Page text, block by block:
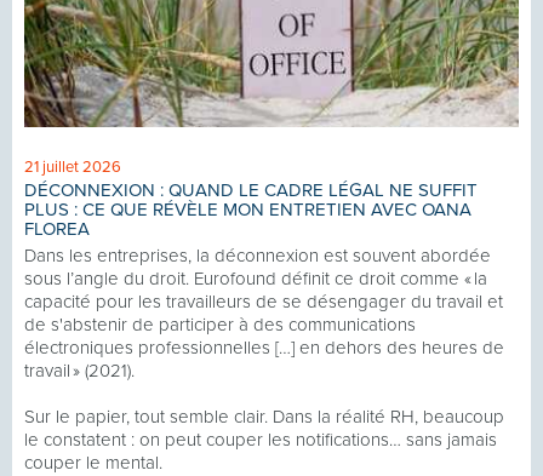
21 juillet 2026
DÉCONNEXION : QUAND LE CADRE LÉGAL NE SUFFIT
PLUS : CE QUE RÉVÈLE MON ENTRETIEN AVEC OANA
FLOREA
Dans les entreprises, la déconnexion est souvent abordée
sous l’angle du droit. Eurofound définit ce droit comme « la
capacité pour les travailleurs de se désengager du travail et
de s'abstenir de participer à des communications
électroniques professionnelles […] en dehors des heures de
travail » (2021).
Sur le papier, tout semble clair. Dans la réalité RH, beaucoup
le constatent : on peut couper les notifications… sans jamais
couper le mental.